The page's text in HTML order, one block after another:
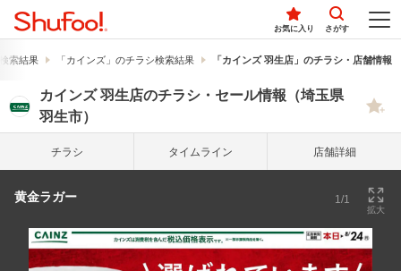
お気に入り さがす
索結果 「カインズ」のチラシ検索結果 「カインズ 羽生店」のチラシ・店舗情報
カインズ 羽生店のチラシ・セール情報（埼玉県
羽生市）
チラシ タイム ライン 店舗詳細
黄金ラガー 1/1
拡大